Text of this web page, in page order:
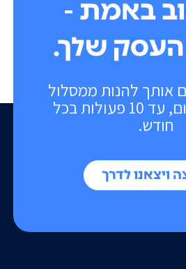
אותך להנות ממסלול
פטור מתשלום, עד 10 פעולות בכל
חודש.
ויצאנו לדרך
באמת -
העסק שלך.